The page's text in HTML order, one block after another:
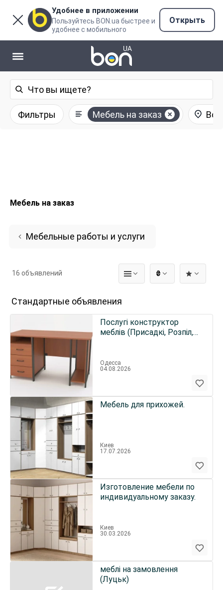
Удобнее в приложении
Пользуйтесь BON.ua быстрее и
удобнее с мобильного
Открыть
Фильтры Мебель на заказ
Мебель на заказ
Мебельные работы и услуги
₴
16 объявлений
Стандартные объявления
Послугі конструктор
меблів (Присадкі, Розпіл,
Одесса
04.08.2026
Мебель для прихожей.
Киев
17.07.2026
Изготовление мебели по
индивидуальному заказу.
Киев
30.03.2026
меблі на замовлення
(Луцьк)